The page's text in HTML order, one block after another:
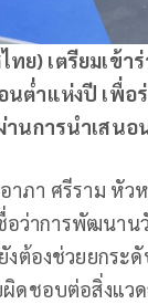
ทย) เตรียมเข้า
นต่ำแห่งปี เพื่
นการนำเสนอ
าภา ศรีราม หั
อว่าการพัฒนา
ต้องช่วยยกระ
ชอบต่อสิ่งแวด